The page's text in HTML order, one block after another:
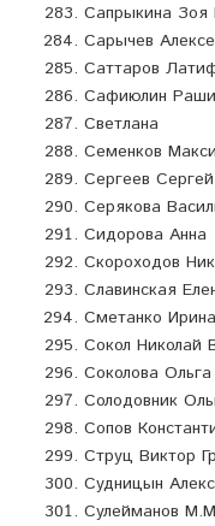
Сапрыкина Зоя
Сарычев
Саттаров
Сафиюлин
Светлана
Семенков
Сергеев
Серякова
Сидорова Анна
Скороходов
Славинская
Сметанко Ирина
Сокол Николай
Соколова Ольга
Солодовник
Сопов
Струц Виктор
Судницын
Сулейманов